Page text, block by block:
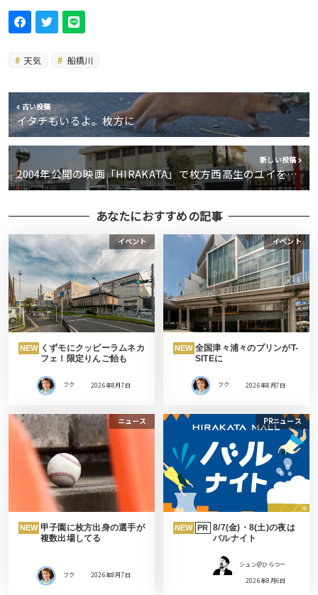
天気 船橋川
古い投稿
イタチもいるよ。枚方に
新しい投稿
2004年公開の映画「HIRAKATA」で枚方西高生のユイを…
あなたにおすすめの記事
イベント
NEW くずモにクッピーラムネカ
フェ！限定りんご飴も
フク 2026年8月7日
イベント
NEW 全国津々浦々のプリンがT-
SITEに
フク 2026年8月7日
ニュース
NEW 甲子園に枚方出身の選手が
複数出場してる
フク 2026年8月7日
PRニュース
NEW PR 8/7(金)・8(土)の夜は
バルナイト
シュン@ひらつー
2026年8月6日